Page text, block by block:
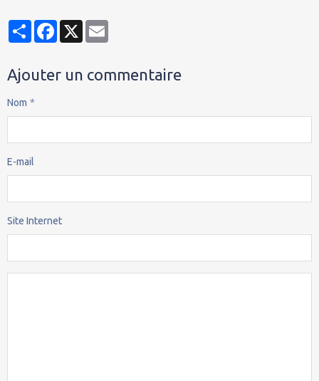
PartagerFacebook
X
Ajouter un commentaire
Nom
E-mail
Site Internet